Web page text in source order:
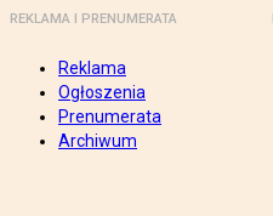
REKLAMA I PRENUMERATA
Reklama
Ogłoszenia
Prenumerata
Archiwum